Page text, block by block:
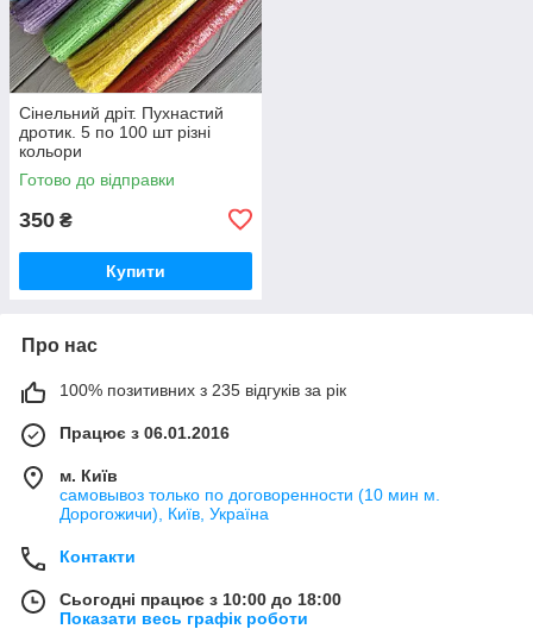
Сінельний дріт. Пухнастий
дротик. 5 по 100 шт різні
кольори
Готово до відправки
350 ₴
Купити
Про нас
100% позитивних з 235 відгуків за рік
Працює з 06.01.2016
м. Київ
самовывоз только по договоренности (10 мин м.
Дорогожичи), Київ, Україна
Контакти
Сьогодні працює з 10:00 до 18:00
Показати весь графік роботи